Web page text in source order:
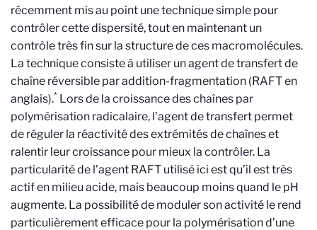
récemment mis au point une technique simple pour
contrôler cette dispersité, tout en maintenant un
contrôle très fin sur la structure de ces macromolécules.
La technique consiste à utiliser un agent de transfert de
chaîne réversible par addition-fragmentation (RAFT en
anglais).* Lors de la croissance des chaînes par
polymérisation radicalaire, l’agent de transfert permet
de réguler la réactivité des extrémités de chaînes et
ralentir leur croissance pour mieux la contrôler. La
particularité de l’agent RAFT utilisé ici est qu’il est très
actif en milieu acide, mais beaucoup moins quand le pH
augmente. La possibilité de moduler son activité le rend
particulièrement efficace pour la polymérisation d’une